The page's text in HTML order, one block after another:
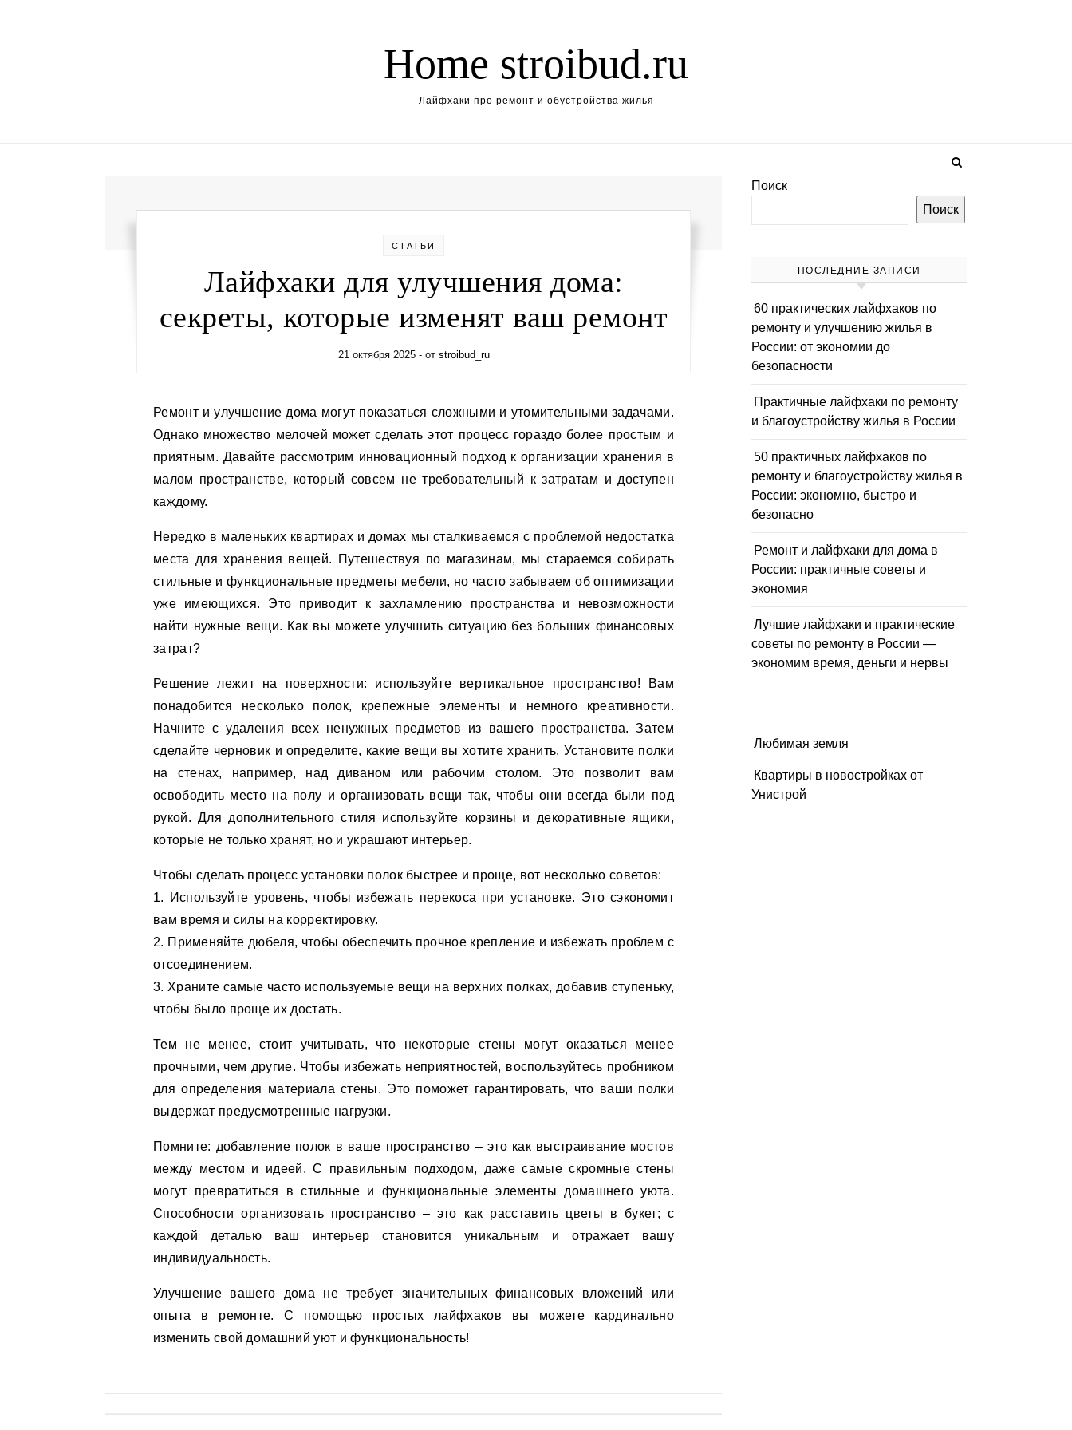
Home stroibud.ru
Лайфхаки про ремонт и обустройства жилья
СТАТЬИ
Лайфхаки для улучшения дома:
секреты, которые изменят ваш ремонт
21 октября 2025 - от stroibud_ru
Ремонт и улучшение дома могут показаться сложными и утомительными задачами.
Однако множество мелочей может сделать этот процесс гораздо более простым и
приятным. Давайте рассмотрим инновационный подход к организации хранения в
малом пространстве, который совсем не требовательный к затратам и доступен
каждому.
Нередко в маленьких квартирах и домах мы сталкиваемся с проблемой недостатка
места для хранения вещей. Путешествуя по магазинам, мы стараемся собирать
стильные и функциональные предметы мебели, но часто забываем об оптимизации
уже имеющихся. Это приводит к захламлению пространства и невозможности
найти нужные вещи. Как вы можете улучшить ситуацию без больших финансовых
затрат?
Решение лежит на поверхности: используйте вертикальное пространство! Вам
понадобится несколько полок, крепежные элементы и немного креативности.
Начните с удаления всех ненужных предметов из вашего пространства. Затем
сделайте черновик и определите, какие вещи вы хотите хранить. Установите полки
на стенах, например, над диваном или рабочим столом. Это позволит вам
освободить место на полу и организовать вещи так, чтобы они всегда были под
рукой. Для дополнительного стиля используйте корзины и декоративные ящики,
которые не только хранят, но и украшают интерьер.
Чтобы сделать процесс установки полок быстрее и проще, вот несколько советов:
1. Используйте уровень, чтобы избежать перекоса при установке. Это сэкономит
вам время и силы на корректировку.
2. Применяйте дюбеля, чтобы обеспечить прочное крепление и избежать проблем с
отсоединением.
3. Храните самые часто используемые вещи на верхних полках, добавив ступеньку,
чтобы было проще их достать.
Тем не менее, стоит учитывать, что некоторые стены могут оказаться менее
прочными, чем другие. Чтобы избежать неприятностей, воспользуйтесь пробником
для определения материала стены. Это поможет гарантировать, что ваши полки
выдержат предусмотренные нагрузки.
Помните: добавление полок в ваше пространство – это как выстраивание мостов
между местом и идеей. С правильным подходом, даже самые скромные стены
могут превратиться в стильные и функциональные элементы домашнего уюта.
Способности организовать пространство – это как расставить цветы в букет; с
каждой деталью ваш интерьер становится уникальным и отражает вашу
индивидуальность.
Улучшение вашего дома не требует значительных финансовых вложений или
опыта в ремонте. С помощью простых лайфхаков вы можете кардинально
изменить свой домашний уют и функциональность!
Поиск
Поиск
ПОСЛЕДНИЕ ЗАПИСИ
60 практических лайфхаков по
ремонту и улучшению жилья в
России: от экономии до
безопасности
Практичные лайфхаки по ремонту
и благоустройству жилья в России
50 практичных лайфхаков по
ремонту и благоустройству жилья в
России: экономно, быстро и
безопасно
Ремонт и лайфхаки для дома в
России: практичные советы и
экономия
Лучшие лайфхаки и практические
советы по ремонту в России —
экономим время, деньги и нервы
Любимая земля
Квартиры в новостройках от
Унистрой